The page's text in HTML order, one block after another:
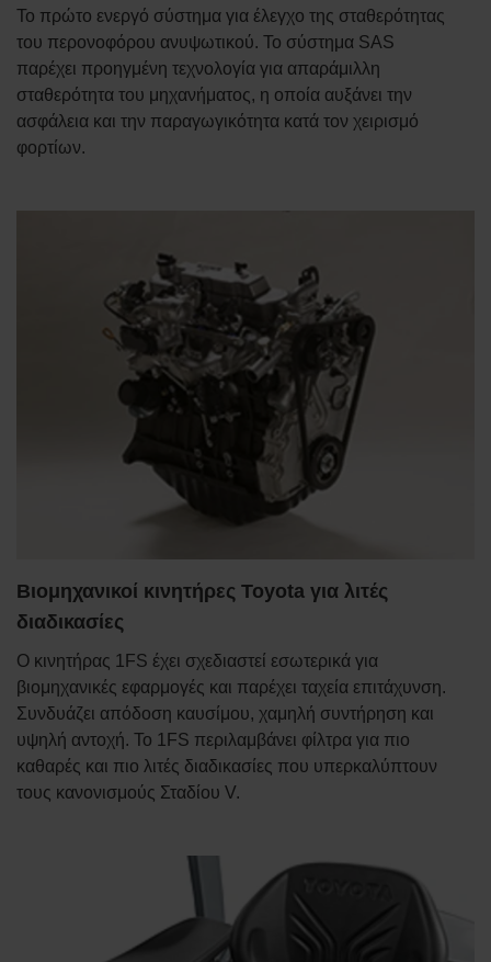
Το πρώτο ενεργό σύστημα για έλεγχο της σταθερότητας
του περονοφόρου ανυψωτικού. Το σύστημα SAS
παρέχει προηγμένη τεχνολογία για απαράμιλλη
σταθερότητα του μηχανήματος, η οποία αυξάνει την
ασφάλεια και την παραγωγικότητα κατά τον χειρισμό
φορτίων.
Βιομηχανικοί κινητήρες Toyota για λιτές
διαδικασίες
Ο κινητήρας 1FS έχει σχεδιαστεί εσωτερικά για
βιομηχανικές εφαρμογές και παρέχει ταχεία επιτάχυνση.
Συνδυάζει απόδοση καυσίμου, χαμηλή συντήρηση και
υψηλή αντοχή. Το 1FS περιλαμβάνει φίλτρα για πιο
καθαρές και πιο λιτές διαδικασίες που υπερκαλύπτουν
τους κανονισμούς Σταδίου V.